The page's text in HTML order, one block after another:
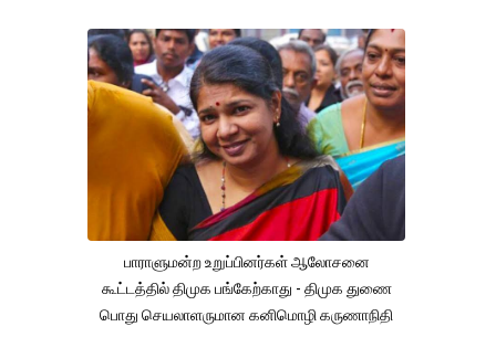
பாராளுமன்ற உறுப்பினர்கள் ஆலோசனை
கூட்டத்தில் திமுக பங்கேற்காது - திமுக துணை
பொது செயலாளருமான கனிமொழி கருணாநிதி